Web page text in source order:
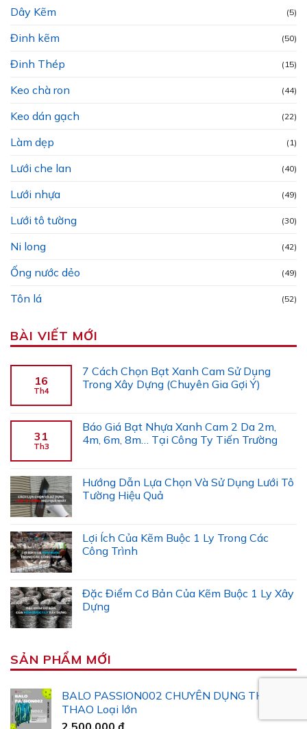
Dây Kẽm (5)
Đinh kẽm (50)
Đinh Thép (15)
Keo chà ron (44)
Keo dán gạch (22)
Làm dẹp (1)
Lưới che lan (40)
Lưới nhựa (49)
Lưới tô tường (30)
Ni long (42)
Ống nước dẻo (49)
Tôn lá (52)
BÀI VIẾT MỚI
16
Th4
7 Cách Chọn Bạt Xanh Cam Sử Dụng
Trong Xây Dựng (Chuyên Gia Gợi Ý)
31
Th3
Báo Giá Bạt Nhựa Xanh Cam 2 Da 2m,
4m, 6m, 8m… Tại Công Ty Tiến Trường
Hướng Dẫn Lựa Chọn Và Sử Dụng Lưới Tô
Tường Hiệu Quả
Lợi Ích Của Kẽm Buộc 1 Ly Trong Các
Công Trình
Đặc Điểm Cơ Bản Của Kẽm Buộc 1 Ly Xây
Dựng
SẢN PHẨM MỚI
BALO PASSION002 CHUYÊN DỤNG THỂ
THAO Loại lớn
2.500.000 ₫